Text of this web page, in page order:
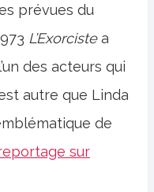
prévues du
L’Exorcistea
des acteurs qui
autre que Linda
de
sur